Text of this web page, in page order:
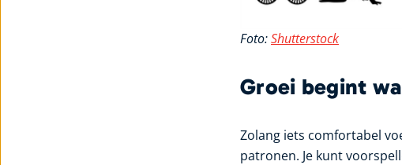
Foto:Shutterstock
Groei begint
Zolang iets comfortabel
patronen. Je kunt